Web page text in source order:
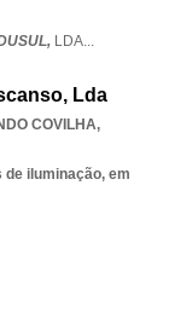
LDA...
Lda
COVILHA,
iluminação, em